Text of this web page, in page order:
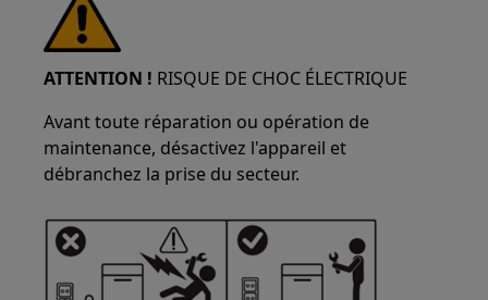
ATTENTION ! RISQUE DE CHOC ÉLECTRIQUE
Avant toute réparation ou opération de
maintenance, désactivez l'appareil et
débranchez la prise du secteur.